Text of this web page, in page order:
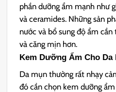
phần dưỡng ẩm mạnh như
và ceramides. Những sản
nước và bổ sung độ ẩm
và căng mịn hơn.
Kem Dưỡng Ẩm Cho Da
Da mụn thường rất nhạy
đó cần chọn kem dưỡng